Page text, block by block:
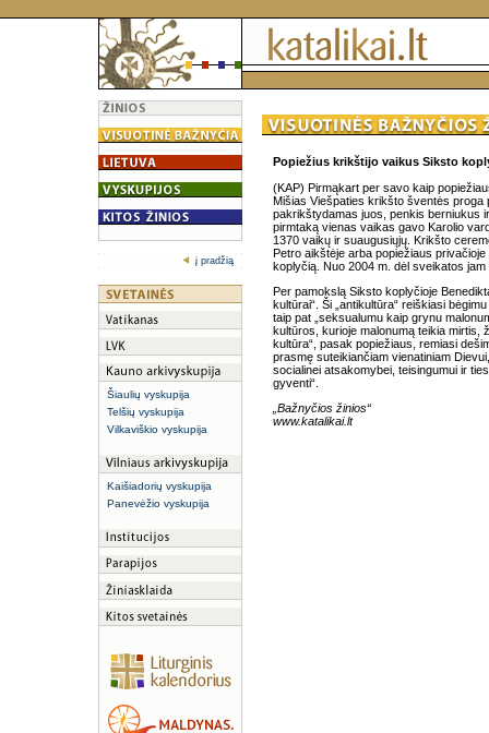
į pradžią
Šiaulių vyskupija
Telšių vyskupija
Vilkaviškio vyskupija
Kaišiadorių vyskupija
Panevėžio vyskupija
Popiežius krikštijo vaikus Siksto
(KAP) Pirmąkart per savo kaip
Mišias Viešpaties krikšto šventės
pakrikštydamas juos, penkis berniukus
pirmtaką vienas vaikas gavo Karolio
1370 vaikų ir suaugusiųjų. Krikšto
Petro aikštėje arba popiežiaus
koplyčią. Nuo 2004 m. dėl sveikatos
Per pamokslą Siksto koplyčioje
kultūrai“. Ši „antikultūra“ reiškiasi
taip pat „seksualumu kaip grynu
kultūros, kurioje malonumą teikia mirtis,
kultūra“, pasak popiežiaus, remiasi
prasmę suteikiančiam vienatiniam
socialinei atsakomybei, teisingumui ir
gyventi“.
„Bažnyčios žinios“
www.katalikai.lt